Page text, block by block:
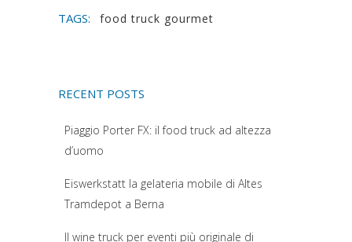
TAGS: food truck gourmet
RECENT POSTS
Piaggio Porter FX: il food truck ad altezza
d’uomo
Eiswerkstatt la gelateria mobile di Altes
Tramdepot a Berna
Il wine truck per eventi più originale di